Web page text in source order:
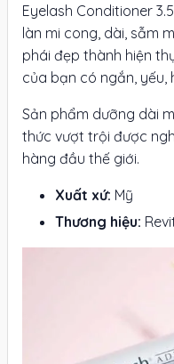
Eyelash Conditioner
làn mi cong, dài, sẫm
phái đẹp thành hiện
của bạn có ngắn, yếu,
Sản phẩm dưỡng dài
thức vượt trội được
hàng đầu thế giới.
Xuất xứ: Mỹ
Thương hiệu: